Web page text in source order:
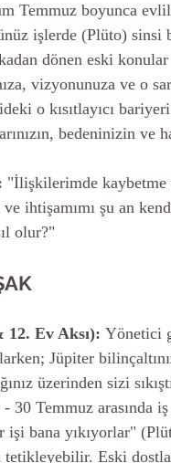
Temmuz boyunca
işlerde (Plüto) sinsi
dönen eski
vizyonunuza ve o
o kısıtlayıcı
bedeninizin ve
"İlişkilerimde kaybetme
ihtişamımı şu an
olur?"
12. Ev Aksı): Yönetici
Jüpiter
üzerinden sizi
- 30 Temmuz arasında
işi bana yıkıyorlar"
tetikleyebilir. Eski